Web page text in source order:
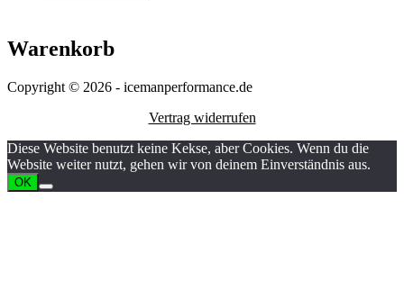
Warenkorb
Copyright © 2026 - icemanperformance.de
Vertrag widerrufen
Diese Website benutzt keine Kekse, aber Cookies. Wenn du die
Website weiter nutzt, gehen wir von deinem Einverständnis aus.
OK